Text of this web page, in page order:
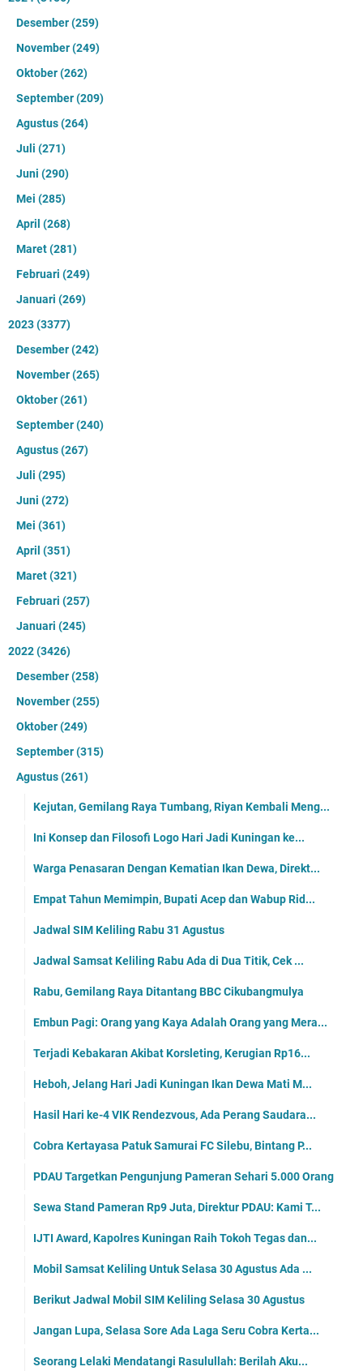
Desember(259)
November(249)
Oktober(262)
September(209)
Agustus(264)
Juli (271)
Juni (290)
Mei (285)
April (268)
Maret(281)
Februari (249)
Januari (269)
2023(3377)
Desember(242)
November(265)
Oktober(261)
September(240)
Agustus(267)
Juli (295)
Juni (272)
Mei (361)
April (351)
Maret(321)
Februari (257)
Januari (245)
2022(3426)
Desember(258)
November(255)
Oktober(249)
September(315)
Agustus(261)
Kejutan, Gemilang Raya Tumbang, Riyan Kembali Meng...
Ini Konsep dan Filosofi Logo Hari Jadi Kuningan ke...
Warga Penasaran Dengan Kematian Ikan Dewa, Direkt...
Empat Tahun Memimpin, Bupati Acep dan Wabup Rid...
Jadwal SIM Keliling Rabu 31 Agustus
Jadwal Samsat Keliling Rabu Ada di Dua Titik, Cek ...
Rabu, Gemilang Raya Ditantang BBC Cikubangmulya
Embun Pagi: Orang yang Kaya Adalah Orang yang Mera...
Terjadi Kebakaran Akibat Korsleting, Kerugian Rp16...
Heboh, Jelang Hari Jadi Kuningan Ikan Dewa Mati M...
Hasil Hari ke-4 VIK Rendezvous, Ada Perang Saudara...
Cobra Kertayasa Patuk Samurai FC Silebu, Bintang P...
PDAU Targetkan Pengunjung Pameran Sehari 5.000 Orang
Sewa Stand Pameran Rp9 Juta, Direktur PDAU: Kami T...
IJTI Award, Kapolres Kuningan Raih Tokoh Tegas dan...
Mobil Samsat Keliling Untuk Selasa 30 Agustus Ada ...
Berikut Jadwal Mobil SIM Keliling Selasa 30 Agustus
Jangan Lupa, Selasa Sore Ada Laga Seru Cobra Kerta...
Seorang Lelaki Mendatangi Rasulullah: Berilah Aku...